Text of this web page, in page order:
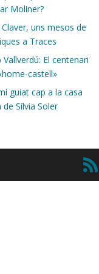
Moliner?
Claver, uns mesos de
a Traces
Vallverdú: El centenari
castell»
guiat cap a la casa
de Sílvia Soler